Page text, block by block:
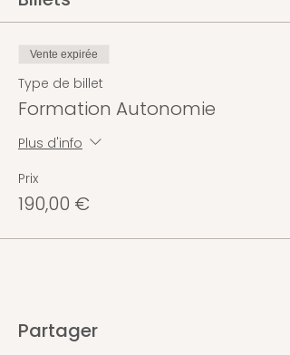
Vente expirée
Type de billet
Formation Autonomie
Plus d'info
Prix
190,00 €
Partager